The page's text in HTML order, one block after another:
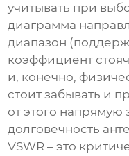
учитывать при
диаграмма
диапазон
коэффициент
и, конечно,
стоит забывать и
от этого напрямую
долговечность
VSWR – это